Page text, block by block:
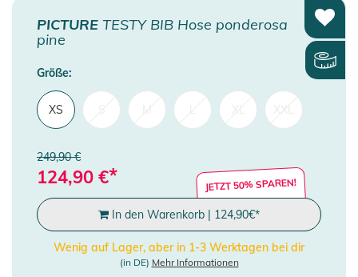
PICTURE TESTY BIB Hose ponderosa
pine
Größe:
XS
249,90 €
124,90 €* JETZT 50% SPAREN!
In den Warenkorb | 124,90€*
Wenig auf Lager, aber in 1-3 Werktagen bei dir
(in DE) Mehr Informationen